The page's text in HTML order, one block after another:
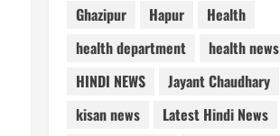
Ghazipur
Hapur
Health
health department
health news
HINDI NEWS
Jayant Chaudhary
kisan news
Latest Hindi News